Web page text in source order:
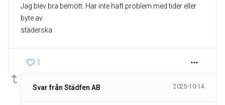
Jag blev bra bemött. Har inte haft problem med tider eller
byte av
städerska.
1
Svar från Städfen AB 2025-10-14